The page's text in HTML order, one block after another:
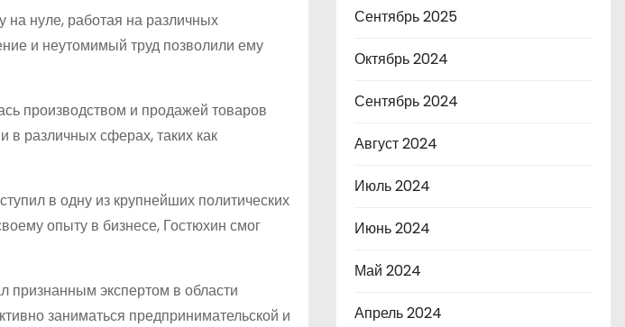
на нуле, работая на различных
и неутомимый труд позволили ему
производством и продажей товаров
различных сферах, таких как
в одну из крупнейших политических
опыту в бизнесе, Гостюхин смог
признанным экспертом в области
заниматься предпринимательской и
Сентябрь 2025
Октябрь 2024
Сентябрь 2024
Август 2024
Июль 2024
Июнь 2024
Май 2024
Апрель 2024